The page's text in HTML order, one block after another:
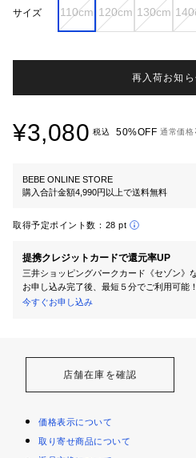
サイズ 110cm 120cm 130cm
再入荷お知
¥3,080 税込 50%OFF 通常価格
BEBE ONLINE STORE
購入合計金額4,990円以上で送料無料
取得予定ポイント数： 28 pt
提携クレジットカードで還元率UP
三井ショッピングパークカード《セゾン》
お申し込み完了後、最短５分でご利用可能！
今すぐお申し込み
店舗在庫を確認
価格表示について
取り寄せ商品について